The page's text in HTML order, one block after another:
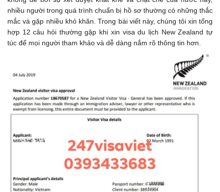
nhiều người trong quá trình chuẩn bị hồ sơ thường có những thắc
mắc và gặp nhiều khó khăn. Trong bài viết này, chúng tôi xin tổng
hợp 12 câu hỏi thường gặp khi xin visa du lịch New Zealand tự
túc để mọi người tham khảo và dễ dàng nắm rõ thông tin hơn.